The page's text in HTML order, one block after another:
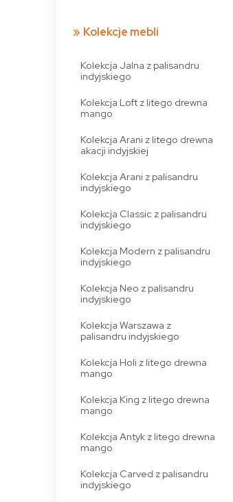
Kolekcje mebli
Kolekcja Jalna z palisandru
indyjskiego
Kolekcja Loft z litego drewna
mango
Kolekcja Arani z litego drewna
akacji indyjskiej
Kolekcja Arani z palisandru
indyjskiego
Kolekcja Classic z palisandru
indyjskiego
Kolekcja Modern z palisandru
indyjskiego
Kolekcja Neo z palisandru
indyjskiego
Kolekcja Warszawa z
palisandru indyjskiego
Kolekcja Holi z litego drewna
mango
Kolekcja King z litego drewna
mango
Kolekcja Antyk z litego drewna
mango
Kolekcja Carved z palisandru
indyjskiego